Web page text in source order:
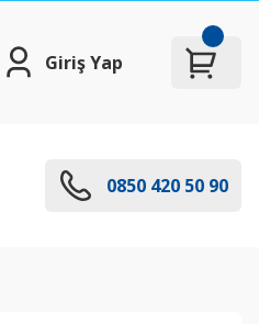
Giriş Yap
0850 420 50 90